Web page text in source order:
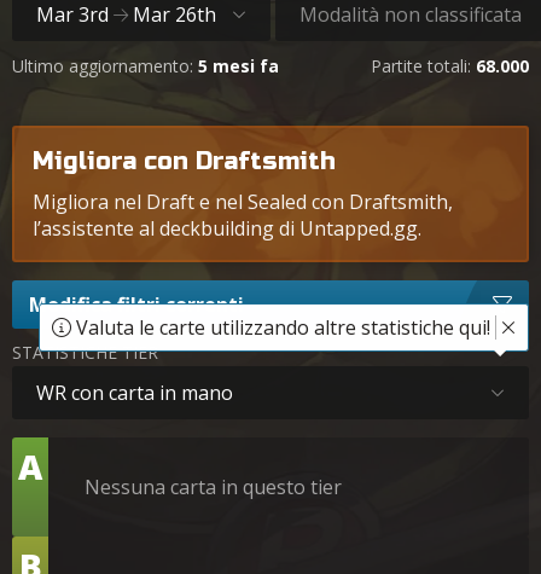
Mar 3rd Mar 26th Modalità non classificata
Ultimo aggiornamento: 5 mesi fa Partite totali: 68.000
Migliora con Draftsmith
Migliora nel Draft e nel Sealed con Draftsmith,
l’assistente al deckbuilding di Untapped.gg.
Modifica filtri correnti
STATISTICHE TIER
WR con carta in mano
Valuta le carte utilizzando altre statistiche qui!
Tier
A Nessuna carta in questo tier
Tier